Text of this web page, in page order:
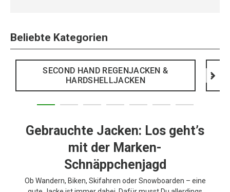
Beliebte Kategorien
SECOND HAND REGENJACKEN &
HARDSHELLJACKEN
>
Gebrauchte Jacken: Los geht’s
mit der Marken-
Schnäppchenjagd
Ob Wandern, Biken, Skifahren oder Snowboarden – eine